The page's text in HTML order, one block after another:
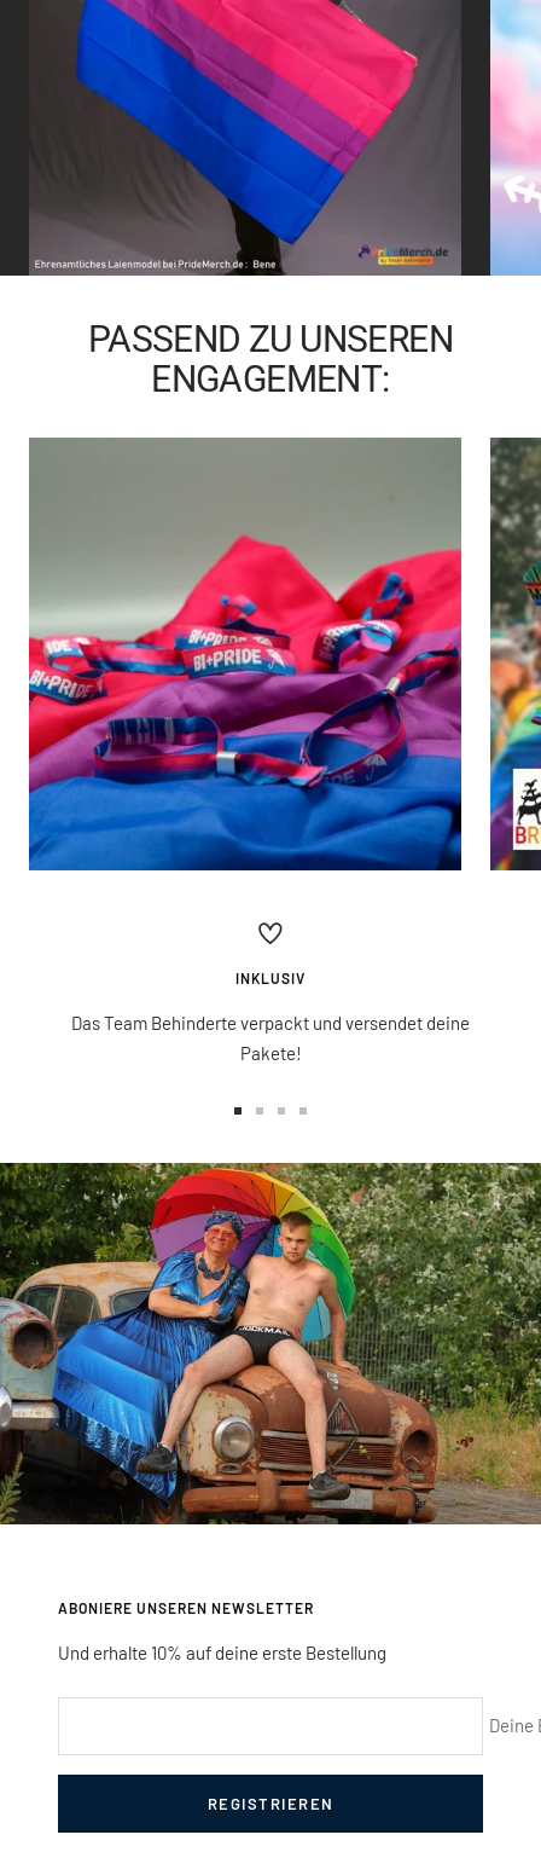
PASSEND ZU UNSEREN
ENGAGEMENT:
INKLUSIV
Das Team Behinderte verpackt und versendet deine
Pakete!
1
gehen
2
gehen
3
gehen
4
gehen
ABONIERE UNSEREN NEWSLETTER
Und erhalte 10% auf deine erste Bestellung
Deine
REGISTRIEREN